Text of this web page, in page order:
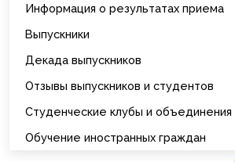
Информация о результатах приема
Выпускники
Декада выпускников
Отзывы выпускников и студентов
Студенческие клубы и объединения
Обучение иностранных граждан